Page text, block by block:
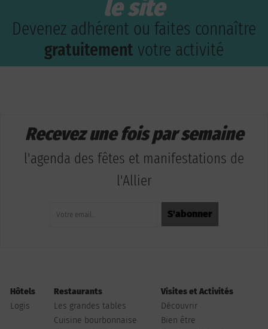
le site
Devenez adhérent ou faites connaître
gratuitement votre activité
Recevez une fois par semaine
l'agenda des fêtes et manifestations de
l'Allier
Hôtels
Logis
Restaurants
Les grandes tables
Cuisine bourbonnaise
Visites et Activités
Découvrir
Bien être